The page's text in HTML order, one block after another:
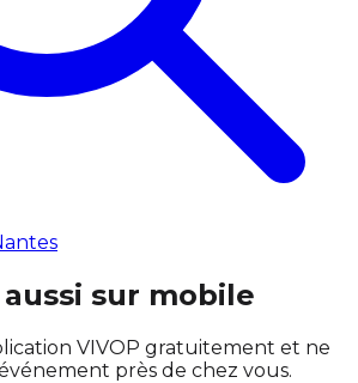
sur mobile
VIVOP gratuitement et ne
près de chez vous.